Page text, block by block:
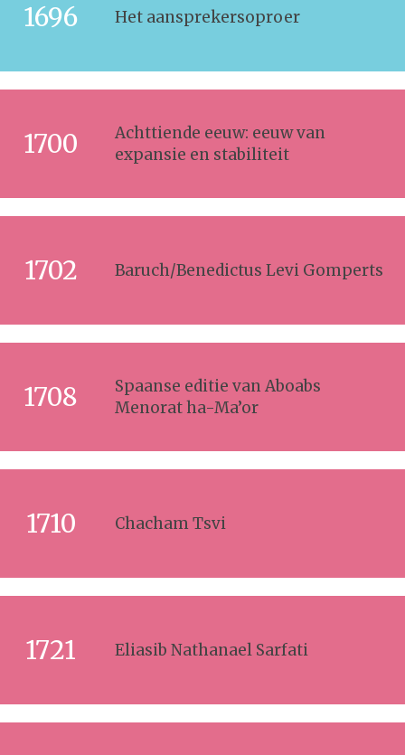
1696 Het aansprekersoproer
1700
Achttiende eeuw: eeuw van
expansie en stabiliteit
1702 Baruch/Benedictus Levi Gomperts
1708
Spaanse editie van Aboabs
Menorat ha-Ma’or
1710 Chacham Tsvi
1721 Eliasib Nathanael Sarfati